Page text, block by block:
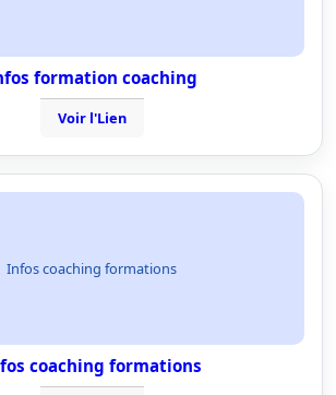
formation coaching
Voir l'Lien
Infos coaching formations
coaching formations